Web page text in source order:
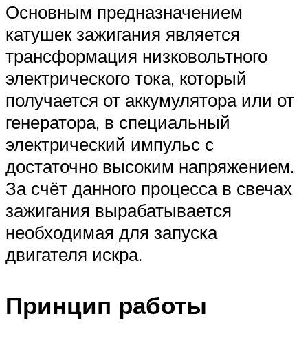
Основным предназначением
катушек зажигания является
трансформация низковольтного
электрического тока, который
получается от аккумулятора или от
генератора, в специальный
электрический импульс с
достаточно высоким напряжением.
За счёт данного процесса в свечах
зажигания вырабатывается
необходимая для запуска
двигателя искра.
Принцип работы